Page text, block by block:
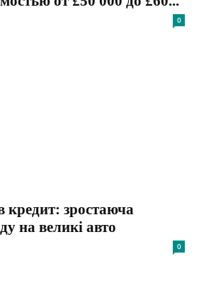
0
кредит: зростаюча
на великі авто
0